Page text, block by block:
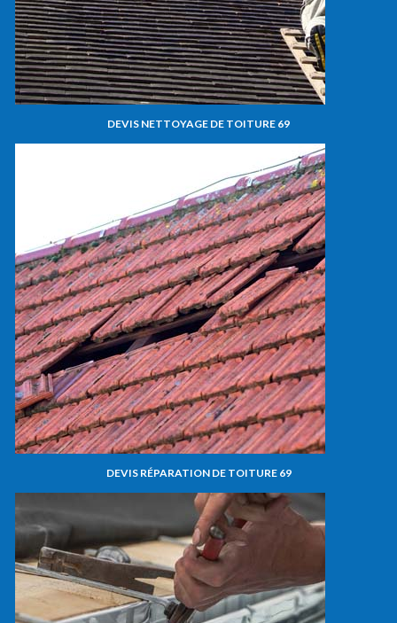
DEVIS NETTOYAGE DE TOITURE 69
DEVIS RÉPARATION DE TOITURE 69